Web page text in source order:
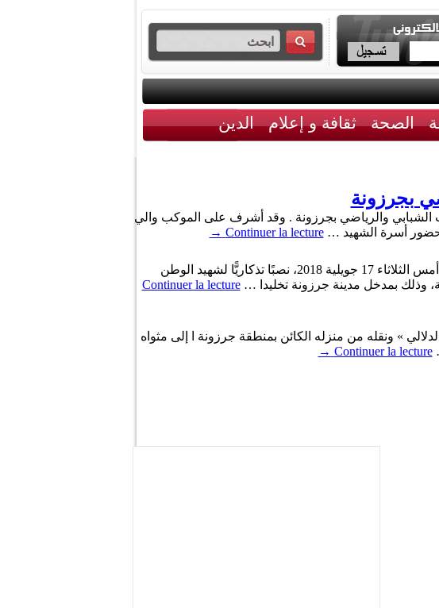
الصحة ثقافة و إعلام الدين
بجرزونة
الشبابي والرياضي بجرزونة . وقد أشرف على الموكب والي
حضور أسرة الشهيد …Continuer la lecture
→
دشنت وزيرة شؤون الشباب والرياضة « ماجدولين الشارني » ووالي بنزرت « محمد قويدر » عشية أمس الثلاثاء 17 جويلية 2018، نصبًا تذكاريًّا لشهيد الوطن
Continuer la lecture
» ونقله من منزله الكائن بمنطقة جرزونة ا إلى مثواه
Continuer la lecture
→